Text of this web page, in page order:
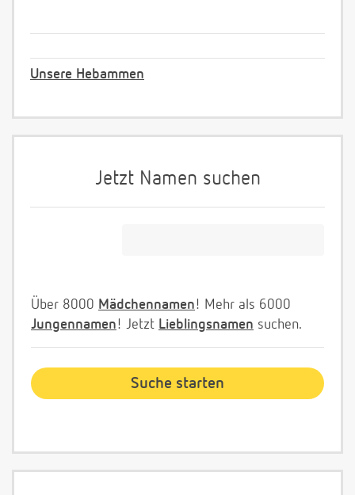
Unsere Hebammen
Jetzt Namen suchen
Über 8000 Mädchennamen! Mehr als 6000
Jungennamen! Jetzt Lieblingsnamen suchen.